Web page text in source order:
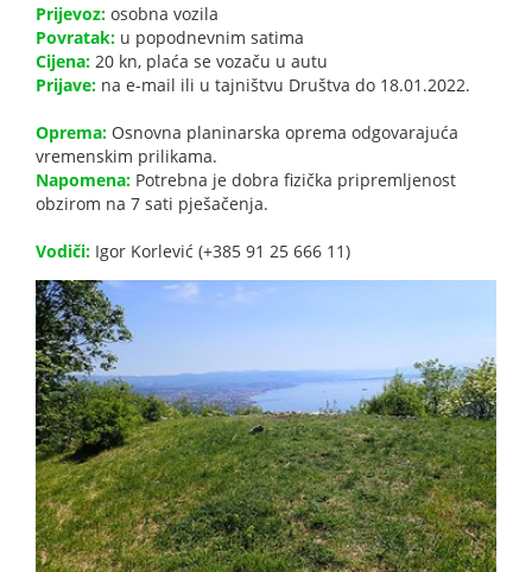
Prijevoz: osobna vozila
Povratak: u popodnevnim satima
Cijena: 20 kn, plaća se vozaču u autu
Prijave: na e-mail ili u tajništvu Društva do 18.01.2022.
Oprema: Osnovna planinarska oprema odgovarajuća
vremenskim prilikama.
Napomena: Potrebna je dobra fizička pripremljenost
obzirom na 7 sati pješačenja.
Vodiči: Igor Korlević (+385 91 25 666 11)